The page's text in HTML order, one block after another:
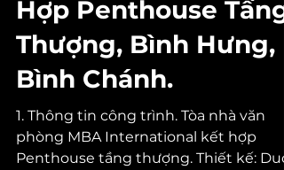
19 thg 10, 2021
1 phút đọc
Công Trình Tòa Nhà
Văn Phòng MBA Kết
Hợp Penthouse Tầng
Thượng, Bình Hưng,